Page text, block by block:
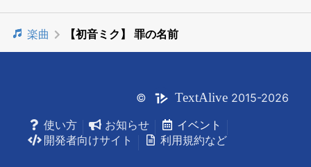
楽曲 【初音ミク】 罪の名前
© TextAlive 2015-2026
使い方
お知らせ
イベント
開発者向けサイト
利用規約など